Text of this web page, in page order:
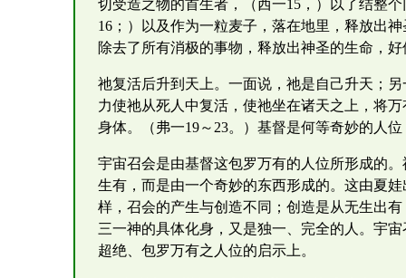
切受造之物的首生者，（西一15，）以了结整
16；）以及作为一粒麦子，落在地里，释放出
除去了所有消极的事物，释放出神圣的生命，
祂复活后升到天上。一面说，祂是自己升天；
力使祂从死人中复活，使祂坐在诸天之上，将
身体。（弗一19～23。）基督是何等奇妙的人
宇宙召会是由基督这包罗万有的人位所形成的
生有，而是由一个奇妙的东西形成的。这由夏
样，召会的产生与创造不同；创造是从无生出
三一神的具体化身，又是独一、完全的人。宇
超绝、包罗万有之人位的启示上。